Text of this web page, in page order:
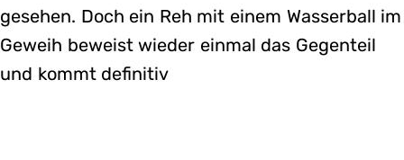
gesehen. Doch ein Reh mit einem Wasserball im
Geweih beweist wieder einmal das Gegenteil
und kommt definitiv